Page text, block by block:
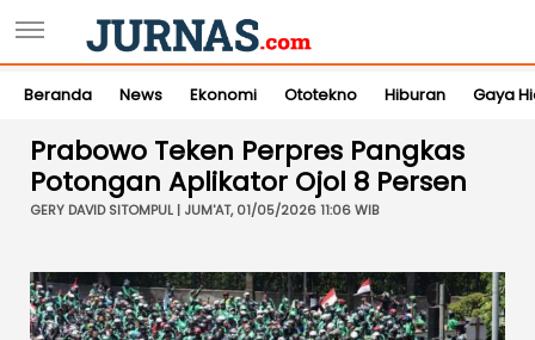
Beranda News Ekonomi Ototekno Hiburan Gaya
Prabowo Teken Perpres Pangkas
Potongan Aplikator Ojol 8 Persen
GERY DAVID SITOMPUL | JUM'AT, 01/05/2026 11:06 WIB